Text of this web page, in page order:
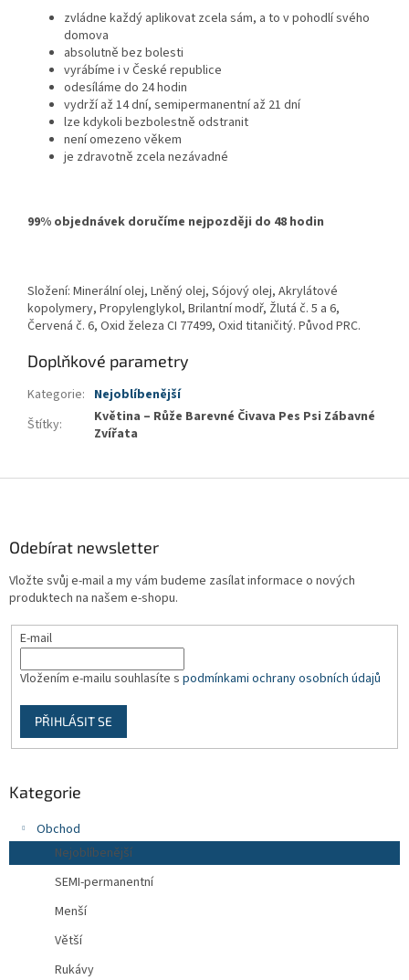
zvládne každý aplikovat zcela sám, a to v pohodlí svého
domova
absolutně bez bolesti
vyrábíme i v České republice
odesíláme do 24 hodin
vydrží až 14 dní, semipermanentní až 21 dní
lze kdykoli bezbolestně odstranit
není omezeno věkem
je zdravotně zcela nezávadné
99% objednávek doručíme nejpozději do 48 hodin
Složení: Minerální olej, Lněný olej, Sójový olej, Akrylátové
kopolymery, Propylenglykol, Brilantní modř, Žlutá č. 5 a 6,
Červená č. 6, Oxid železa CI 77499, Oxid titaničitý. Původ PRC.
Doplňkové parametry
Kategorie: Nejoblíbenější
Štítky:
Květina – Růže Barevné Čivava Pes Psi Zábavné
Zvířata
Odebírat newsletter
Vložte svůj e-mail a my vám budeme zasílat informace o nových
produktech na našem e-shopu.
E-mail
Vložením e-mailu souhlasíte s podmínkami ochrany osobních údajů
PŘIHLÁSIT SE
Kategorie
Obchod
Nejoblíbenější
SEMI-permanentní
Menší
Větší
Rukávy